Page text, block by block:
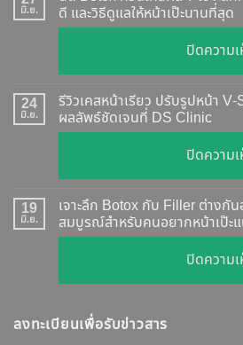
มิ.ย.
ดี และวิธีดูแลให้หน้าเป๊ะนานที่สุด
ปิดความ
24
มิ.ย.
รีวิวเคสหน้าเรียว ปรับรูปหน้า
ผลลัพธ์ชัดเจนที่ DS Clinic
ปิดความ
19
มิ.ย.
เจาะลึก Botox กับ Filler ต่างกั
สมบูรณ์สำหรับคนอยากหน้าเป๊ะ
ปิดความ
ลงทะเบียนเพื่อรับข่าวสาร